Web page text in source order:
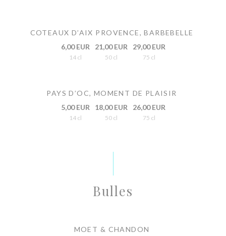
COTEAUX D’AIX PROVENCE, BARBEBELLE
6,00 EUR
14 cl
21,00 EUR
50 cl
29,00 EUR
75 cl
PAYS D’OC, MOMENT DE PLAISIR
5,00 EUR
14 cl
18,00 EUR
50 cl
26,00 EUR
75 cl
Bulles
MOET & CHANDON